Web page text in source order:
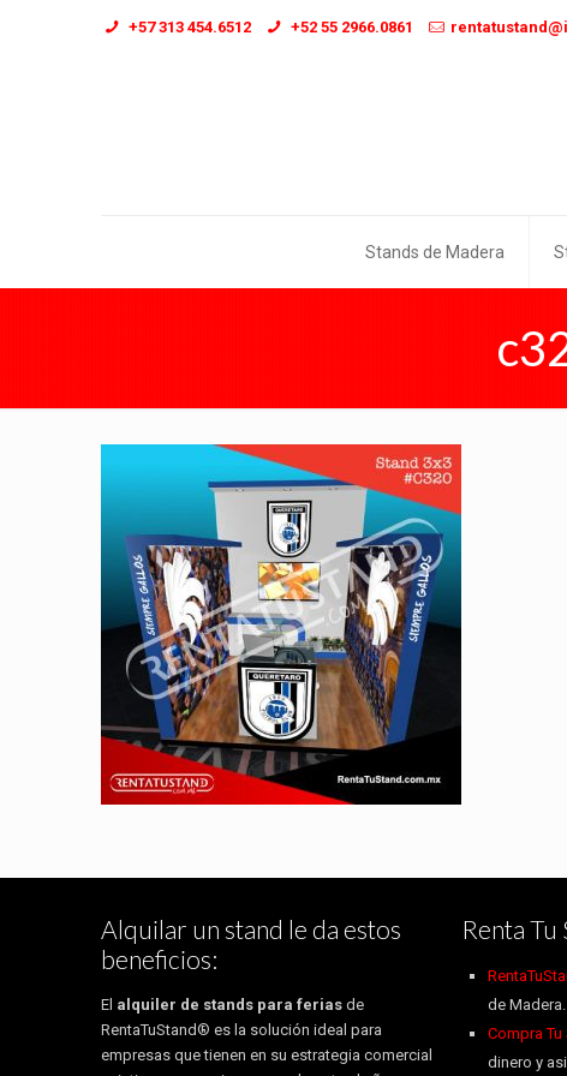
+57 313 454.6512 +52 55 2966.0861
Stands de Madera
Alquilar un stand le da estos
beneficios:
El alquiler de stands para ferias de
RentaTuStand® es la solución ideal para
empresas que tienen en su estrategia comercial
Renta
de Madera.
Compra
dinero y